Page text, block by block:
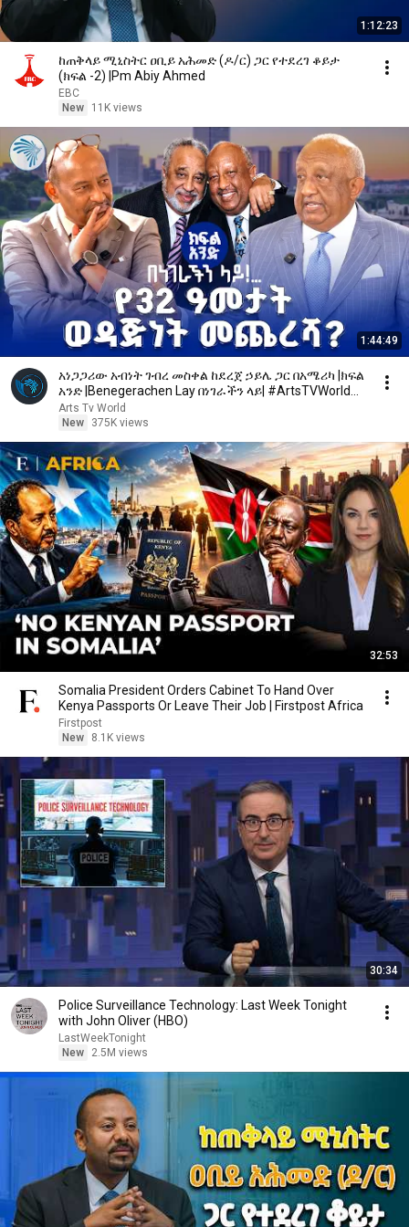
1:12:23
ከጠቅላይ ሚኒስትር ዐቢይ አሕመድ (ዶ/ር) ጋር የተደረገ ቆይታ
(ክፍል -2) |Pm Abiy Ahmed
EBC
New
11K views
1:44:49
አነጋጋሪው አብነት ገብረ መስቀል ከደረጀ ኃይሌ ጋር በአሜሪካ |ክፍል
አንድ |Benegerachen Lay በነገራችን ላይ| #ArtsTVWorld
#ArtsTV
Arts Tv World
New
375K views
32:53
Somalia President Orders Cabinet To Hand Over
Kenya Passports Or Leave Their Job | Firstpost Africa
Firstpost
New
8.1K views
30:34
Police Surveillance Technology: Last Week Tonight
with John Oliver (HBO)
LastWeekTonight
New
2.5M views